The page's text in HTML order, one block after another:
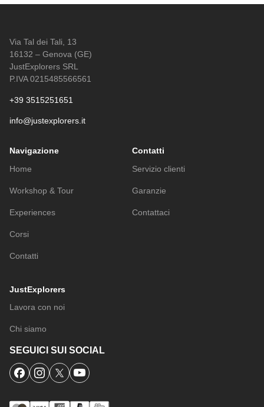
Via Tal dei Tali, 13
16132 – Genova (GE)
JustExplorers SRL
P.IVA 0215485566561
+39 3515251651
info@justexplorers.it
Navigazione
Home
Workshop & Tour
Experiences
Corsi
Contatti
Contatti
Servizio clienti
Garanzie
Contattaci
JustExplorers
Lavora con noi
Chi siamo
SEGUICI SUI SOCIAL